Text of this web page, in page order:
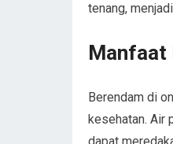
tenang,
Manfaat
Berendam di
kesehatan. Air